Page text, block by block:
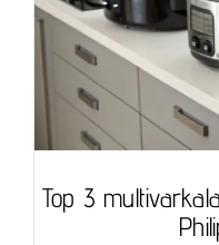
Top 3